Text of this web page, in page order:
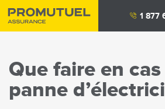
Aller
au
1 877
Que faire en
panne